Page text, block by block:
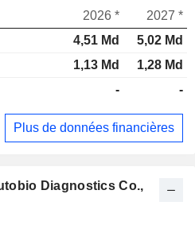
Diagnostics Co.,
2026 *
2027 *
4,51 Md
5,02 Md
1,13 Md
1,28 Md
- -
Plus de données financières